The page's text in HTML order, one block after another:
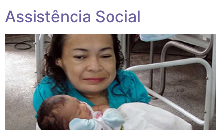
Assistência Social